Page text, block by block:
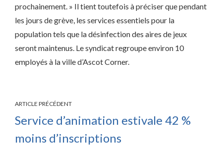
prochainement. » Il tient toutefois à préciser que pendant
les jours de grève, les services essentiels pour la
population tels que la désinfection des aires de jeux
seront maintenus. Le syndicat regroupe environ 10
employés à la ville d’Ascot Corner.
ARTICLE PRÉCÉDENT
Service d’animation estivale 42 %
moins d’inscriptions